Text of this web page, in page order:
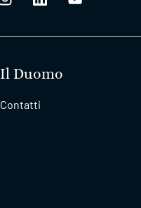
Il Duomo
Contatti